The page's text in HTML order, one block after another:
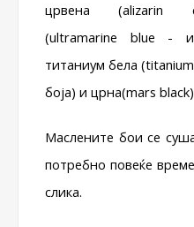
црвена (alizarin
(ultramarine blue -
титаниум бела
боја) и црна(mars
Маслените бои се
потребно повеќе
слика.